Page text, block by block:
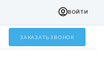
ВОЙТИ
ЗАКАЗАТЬ ЗВОНОК